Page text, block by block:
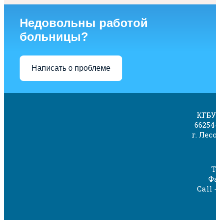
Недовольны работой
больницы?
Написать о проблеме
г.
Call -